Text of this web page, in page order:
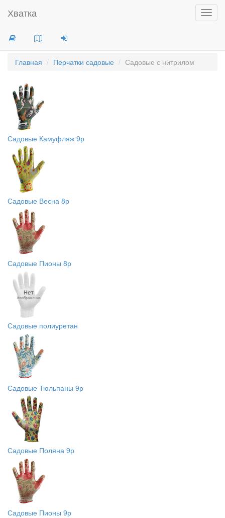
Хватка
Главная Перчатки садовые Садовые с нитрилом
Садовые Камуфляж 9р
Садовые Весна 8р
Садовые Пионы 8р
Садовые полиуретан
Садовые Тюльпаны 9р
Садовые Поляна 9р
Садовые Пионы 9р